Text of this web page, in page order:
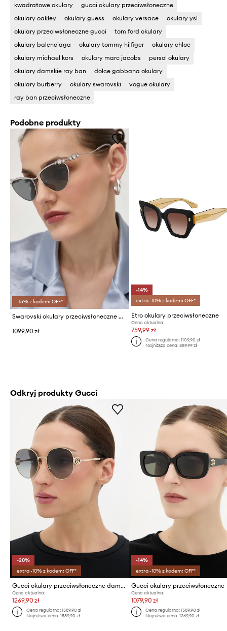
kwadratowe okulary
gucci okulary przeciwsłoneczne
okulary oakley
okulary guess okulary versace
okulary ysl
okulary przeciwsłoneczne gucci
tom ford okulary
okulary balenciaga
okulary tommy hilfiger
okulary chloe
okulary michael kors
okulary marc jacobs
persol okulary
okulary damskie ray ban
dolce gabbana okulary
okulary burberry
okulary swarovski
vogue okulary
ray ban przeciwsłoneczne
Podobne produkty
-15% z kodem: OFF*
Swarovski okulary przeciwsłoneczne CONSTELLA
1099,90 zł
-14%
extra -10% z kodem: OFF*
Etro okulary przeciwsłoneczne
Cena aktualna:
759,99 zł
Cena regularna: 1109,90 zł
Najniższa cena: 889,99 zł
Odkryj produkty Gucci
-20%
extra -10% z kodem: OFF*
Gucci okulary przeciwsłoneczne damskie
Cena aktualna:
1269,90 zł
Cena regularna:1589,90 zł
Najniższa cena:1589,90 zł
-14%
extra -10% z kodem: OFF*
Gucci okulary przeciwsłoneczne
Cena aktualna:
1079,90 zł
Cena regularna: 1589,90 zł
Najniższa cena: 1269,90 zł